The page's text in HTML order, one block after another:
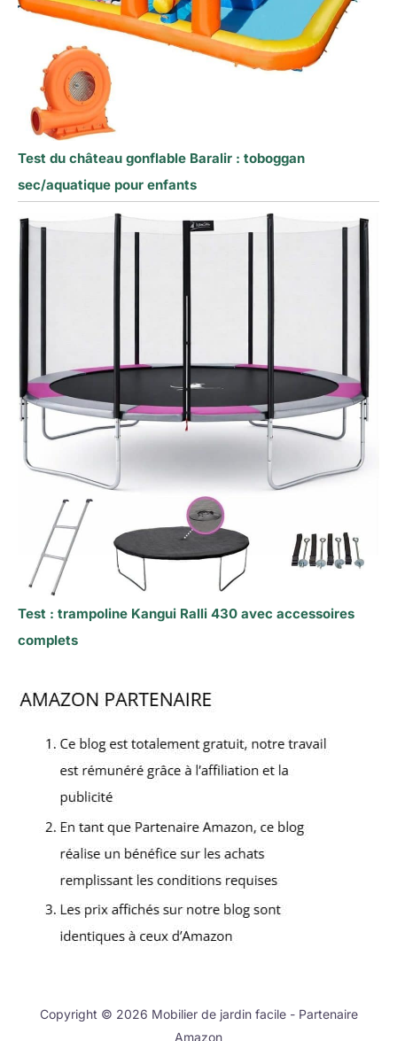
Test du château gonflable Baralir : toboggan
sec/aquatique pour enfants
Test : trampoline Kangui Ralli 430 avec accessoires
complets
Copyright © 2026 Mobilier de jardin facile - Partenaire
Amazon